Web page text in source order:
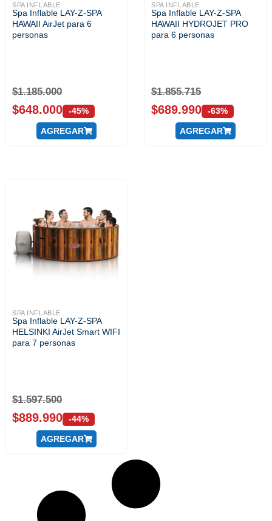
SPA INFLABLE
Spa Inflable LAY-Z-SPA
HAWAII AirJet para 6
personas
$1.185.000
$648.000 -45%
AGREGAR
SPA INFLABLE
Spa Inflable LAY-Z-SPA
HAWAII HYDROJET PRO
para 6 personas
$1.855.715
$689.990 -63%
AGREGAR
SPA INFLABLE
Spa Inflable LAY-Z-SPA
HELSINKI AirJet Smart WIFI
para 7 personas
$1.597.500
$889.990 -44%
AGREGAR